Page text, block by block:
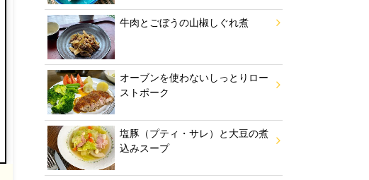
牛肉とごぼうの山椒しぐれ煮
オーブンを使わないしっとりロー
ストポーク
塩豚（プティ・サレ）と大豆の煮
込みスープ